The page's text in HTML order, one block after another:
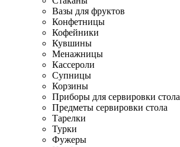
Вазы для фруктов
Конфетницы
Кофейники
Кувшины
Менажницы
Кассероли
Супницы
Корзины
Приборы для сервировки стола
Предметы сервировки стола
Тарелки
Турки
Фужеры